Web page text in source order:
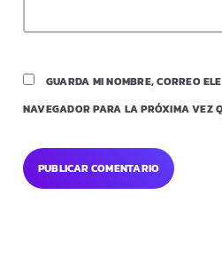
GUARDA MI NOMBRE, CORREO
NAVEGADOR PARA LA PRÓXIMA VEZ